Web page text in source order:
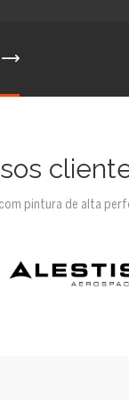
pintura de alta